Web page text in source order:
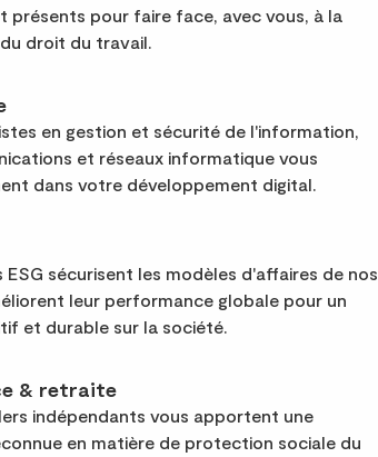
présents pour faire face, avec vous, à la
droit du travail.
en gestion et sécurité de l'information,
et réseaux informatique vous
dans votre développement digital.
ESG sécurisent les modèles d'affaires de nos
leur performance globale pour un
et durable sur la société.
& retraite
indépendants vous apportent une
en matière de protection sociale du